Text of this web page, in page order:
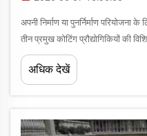
अपनी निर्माण या पुनर्निर्माण
तीन प्रमुख कोटिंग प्रौद्योगिकियों की
संदर्भों को समझना आवश्यक है।
अधिक देखें